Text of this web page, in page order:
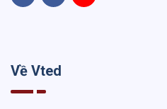
Về Vted